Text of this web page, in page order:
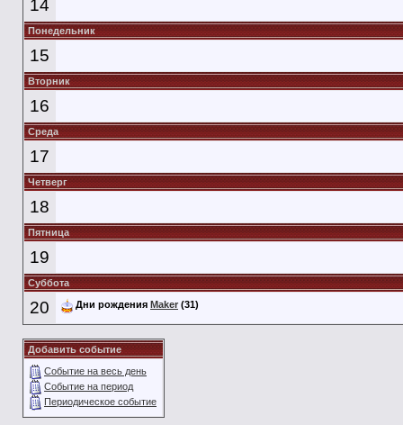
14
Понедельник
15
Вторник
16
Среда
17
Четверг
18
Пятница
19
Суббота
20 Дни рождения Maker (31)
Добавить событие
Событие на весь день
Событие на период
Периодическое событие